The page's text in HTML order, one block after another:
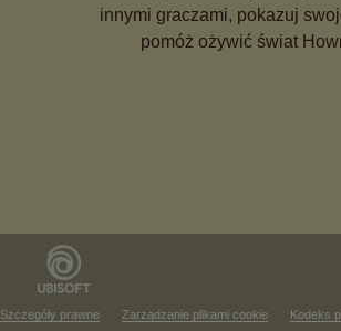
innymi graczami, pokazuj
pomóż ożywić świat
Szczegóły prawne Zarządzanie plikami cookie Kodeks